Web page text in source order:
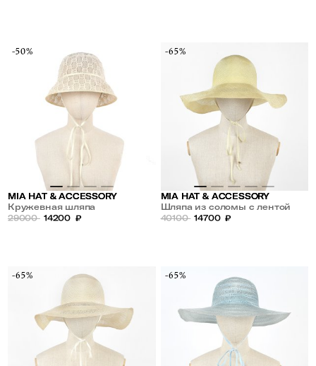
-50%
MIA HAT & ACCESSORY
Кружевная шляпа
29000 14200 ₽
-65%
MIA HAT & ACCESSORY
Шляпа из соломы с лентой
40100 14700 ₽
-65% -65%